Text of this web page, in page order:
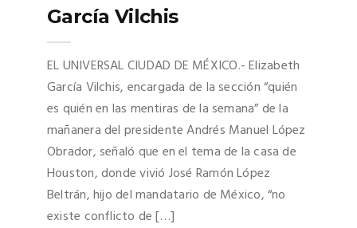
García Vilchis
EL UNIVERSAL CIUDAD DE MÉXICO.- Elizabeth
García Vilchis, encargada de la sección “quién
es quién en las mentiras de la semana” de la
mañanera del presidente Andrés Manuel López
Obrador, señaló que en el tema de la casa de
Houston, donde vivió José Ramón López
Beltrán, hijo del mandatario de México, “no
existe conflicto de […]